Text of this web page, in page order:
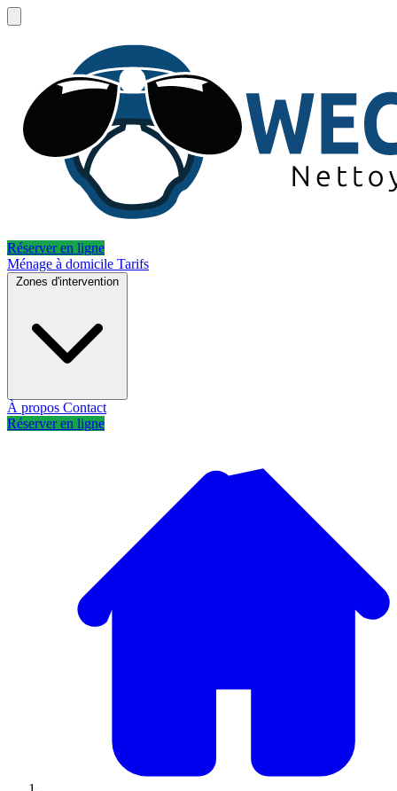
Réserver en ligne
Ménage à domicile Tarifs
Zones d'intervention
À propos Contact
Réserver en ligne